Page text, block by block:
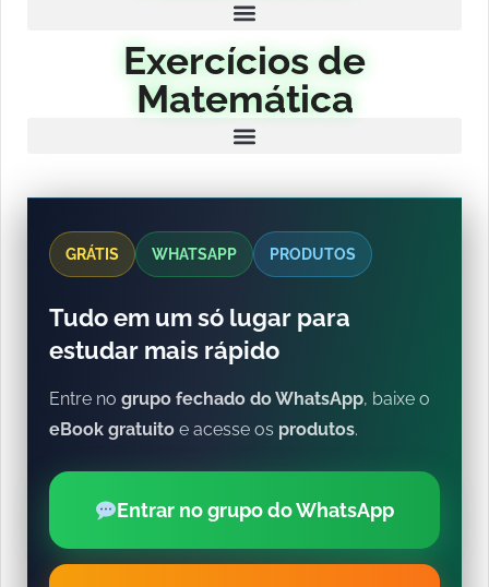
Exercícios de
Matemática
GRÁTIS WHATSAPP PRODUTOS
Tudo em um só lugar para
estudar mais rápido
Entre no grupo fechado do WhatsApp, baixe o
eBook gratuito e acesse os produtos.
Entrar no grupo do WhatsApp